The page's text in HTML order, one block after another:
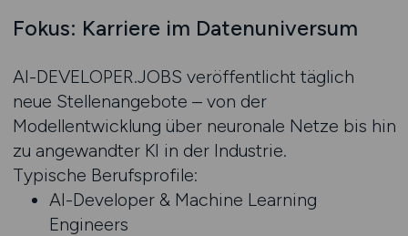
Fokus: Karriere im Datenuniversum
AI-DEVELOPER.JOBS veröffentlicht täglich
neue Stellenangebote – von der
Modellentwicklung über neuronale Netze bis hin
zu angewandter KI in der Industrie.
Typische Berufsprofile:
AI-Developer & Machine Learning
Engineers